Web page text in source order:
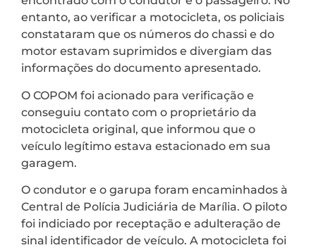
entanto, ao verificar a motocicleta, os policiais
constataram que os números do chassi e do
motor estavam suprimidos e divergiam das
informações do documento apresentado.
O COPOM foi acionado para verificação e
conseguiu contato com o proprietário da
motocicleta original, que informou que o
veículo legítimo estava estacionado em sua
garagem.
O condutor e o garupa foram encaminhados à
Central de Polícia Judiciária de Marília. O piloto
foi indiciado por receptação e adulteração de
sinal identificador de veículo. A motocicleta foi